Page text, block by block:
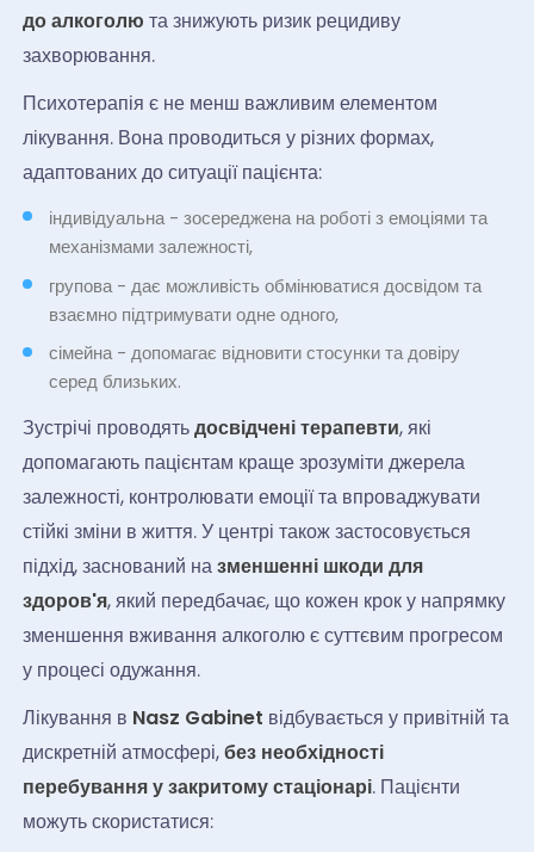
до алкоголю та знижують ризик рецидиву
захворювання.
Психотерапія є не менш важливим елементом
лікування. Вона проводиться у різних формах,
адаптованих до ситуації пацієнта:
індивідуальна - зосереджена на роботі з емоціями та
механізмами залежності,
групова - дає можливість обмінюватися досвідом та
взаємно підтримувати одне одного,
сімейна - допомагає відновити стосунки та довіру
серед близьких.
Зустрічі проводятьдосвідчені терапевти, які
допомагають пацієнтам краще зрозуміти джерела
залежності, контролювати емоції та впроваджувати
стійкі зміни в життя. У центрі також застосовується
підхід, заснований назменшенні шкоди для
здоров'я, який передбачає, що кожен крок у напрямку
зменшення вживання алкоголю є суттєвим прогресом
у процесі одужання.
Лікування в Nasz Gabinet відбувається у привітній та
дискретній атмосфері,без необхідності
перебування у закритому стаціонарі. Пацієнти
можуть скористатися: